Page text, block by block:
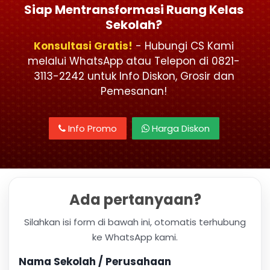
Siap Mentransformasi Ruang Kelas
Sekolah?
Konsultasi Gratis! - Hubungi CS Kami
melalui WhatsApp atau Telepon di 0821-
3113-2242 untuk Info Diskon, Grosir dan
Pemesanan!
Info Promo Harga Diskon
Ada pertanyaan?
Silahkan isi form di bawah ini, otomatis terhubung
ke WhatsApp kami.
Nama Sekolah / Perusahaan